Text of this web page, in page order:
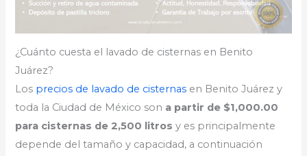
¿Cuánto cuesta el lavado de cisternas en Benito
Juárez?
Los precios de lavado de cisternas en Benito Juárez y
toda la Ciudad de México son a partir de $1,000.00
para cisternas de 2,500 litros y es principalmente
depende del tamaño y capacidad, a continuación